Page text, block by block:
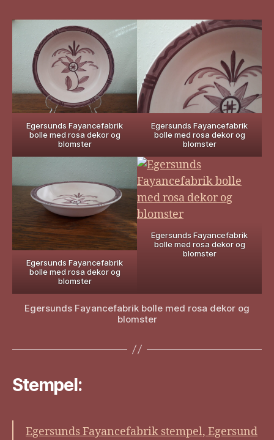
Egersunds Fayancefabrik
bolle med rosa dekor og
blomster
Egersunds Fayancefabrik
bolle med rosa dekor og
blomster
Egersunds Fayancefabrik
bolle med rosa dekor og
blomster
Egersunds Fayancefabrik
bolle med rosa dekor og
blomster
Egersunds Fayancefabrik bolle med rosa dekor og
blomster
Stempel:
Egersunds Fayancefabrik stempel, Egersund